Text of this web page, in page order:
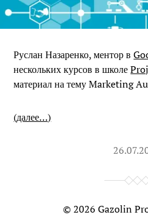
Руслан Назаренко, ментор в
нескольких курсов в школе
материал на тему Marketing
(далее…)
© 2026 Gazolin